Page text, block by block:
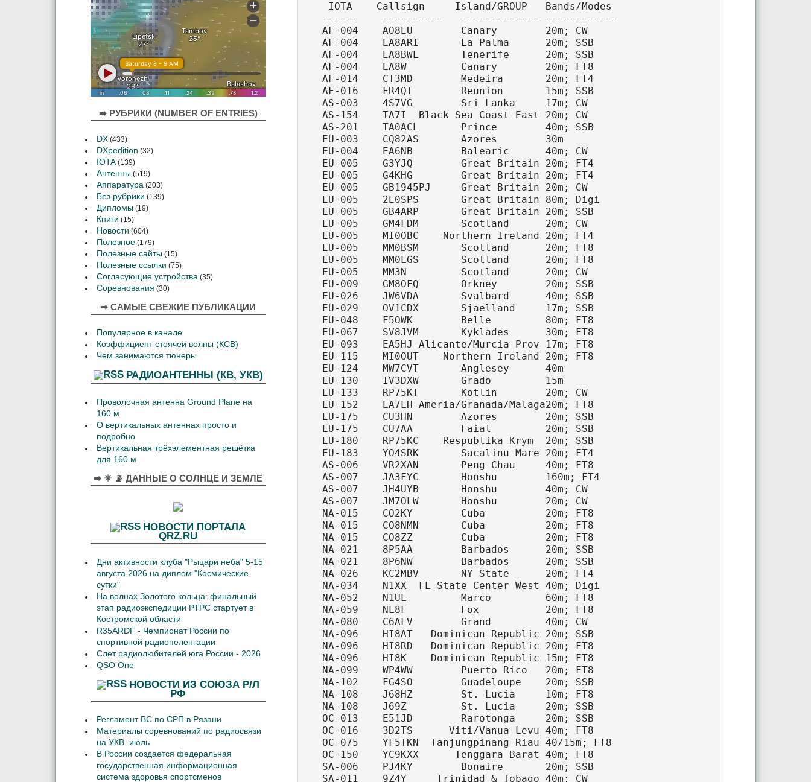
    IOTA    Callsign     Island/GROUP   Bands/Modes
   ------    ----------   ------------- ------------
   AF-004    AO8EU        Canary        20m; CW
   AF-004    EA8ARI       La Palma      20m; SSB
   AF-004    EA8BWL       Tenerife      20m; SSB
   AF-004    EA8W         Canary        20m; FT8
   AF-014    CT3MD        Medeira       20m; FT4
   AF-016    FR4QT        Reunion       15m; SSB
   AS-003    4S7VG        Sri Lanka     17m; CW
   AS-154    TA7I  Black Sea Coast East 20m; CW
   AS-201    TA0ACL       Prince        40m; SSB
   EU-003    CQ82AS       Azores        30m
   EU-004    EA6NB        Balearic      40m; CW
   EU-005    G3YJQ        Great Britain 20m; FT4
   EU-005    G4KHG        Great Britain 20m; FT4
   EU-005    GB1945PJ     Great Britain 20m; CW
   EU-005    2E0SPS       Great Britain 80m; Digi
   EU-005    GB4ARP       Great Britain 20m; SSB
   EU-005    GM4FDM       Scotland      20m; CW
   EU-005    MI0OBC    Northern Ireland 20m; FT4
   EU-005    MM0BSM       Scotland      20m; FT8
   EU-005    MM0LGS       Scotland      20m; FT8
   EU-005    MM3N         Scotland      20m; CW
   EU-009    GM8OFQ       Orkney        20m; SSB
   EU-026    JW6VDA       Svalbard      40m; SSB
   EU-029    OV1CDX       Sjaelland     17m; SSB
   EU-048    F5OWK        Belle         80m; FT8
   EU-067    SV8JVM       Kyklades      30m; FT8
   EU-093    EA5HJ Alicante/Murcia Prov 17m; FT8
   EU-115    MI0OUT    Northern Ireland 20m; FT8
   EU-124    MW7CVT       Anglesey      40m
   EU-130    IV3DXW       Grado         15m
   EU-133    RP75KT       Kotlin        20m; CW
   EU-152    EA7LH Ameria/Granada/Malaga20m; FT8
   EU-175    CU3HN        Azores        20m; SSB
   EU-175    CU7AA        Faial         20m; SSB
   EU-180    RP75KC    Respublika Krym  20m; SSB
   EU-183    YO4SRK       Sacalinu Mare 20m; FT4
   AS-006    VR2XAN       Peng Chau     40m; FT8
   AS-007    JA3FYC       Honshu        160m; FT4
   AS-007    JH4UYB       Honshu        40m; CW
   AS-007    JM7OLW       Honshu        20m; CW
   NA-015    CO2KY        Cuba          20m; FT8
   NA-015    CO8NMN       Cuba          20m; FT8
   NA-015    CO8ZZ        Cuba          20m; FT8
   NA-021    8P5AA        Barbados      20m; SSB
   NA-021    8P6NW        Barbados      20m; SSB
   NA-026    KC2MBV       NY State      20m; FT4
   NA-034    N1XX  FL State Center West 40m; Digi
   NA-052    N1UL         Marco         60m; FT8
   NA-059    NL8F         Fox           20m; FT8
   NA-080    C6AFV        Grand         40m; CW
   NA-096    HI8AT   Dominican Republic 20m; SSB
   NA-096    HI8RD   Dominican Republic 20m; FT8
   NA-096    HI8K    Dominican Republic 15m; FT8
   NA-099    WP4WW        Puerto Rico   20m; FT8
   NA-102    FG4SO        Guadeloupe    20m; SSB
   NA-108    J68HZ        St. Lucia     10m; FT8
   NA-108    J69Z         St. Lucia     20m; SSB
   OC-013    E51JD        Rarotonga     20m; SSB
   OC-016    3D2TS      Viti/Vanua Levu 40m; FT8
   OC-075    YF5TKN  Tanjungpinang Riau 40/15m; FT8
   OC-150    YC9KXX      Tenggara Barat 40m; FT8
   SA-006    PJ4KY        Bonaire       20m; SSB
➡ РУБРИКИ (NUMBER OF ENTRIES)
DX (433)
DXpedition (32)
IOTA (139)
Антенны (519)
Аппаратура (203)
Без рубрики (139)
Дипломы (19)
Книги (15)
Новости (604)
Полезное (179)
Полезные сайты (15)
Полезные ссылки (75)
Согласующие устройства (35)
Соревнования (30)
➡ САМЫЕ СВЕЖИЕ ПУБЛИКАЦИИ
Популярное в канале
Коэффициент стоячей волны (КСВ)
Чем занимаются тюнеры
РАДИОАНТЕННЫ (КВ, УКВ)
Проволочная антенна Ground Plane на
160 м
О вертикальных антеннах просто и
подробно
Вертикальная трёхэлементная решётка
для 160 м
➡ ☀ 📡 ДАННЫЕ О СОЛНЦЕ И ЗЕМЛЕ
НОВОСТИ ПОРТАЛА
QRZ.RU
Дни активности клуба "Рыцари неба" 5-15
августа 2026 на диплом "Космические
сутки"
На волнах Золотого кольца: финальный
этап радиоэкспедиции РТРС стартует в
Костромской области
R35ARDF - Чемпионат России по
спортивной радиопеленгации
Слет радиолюбителей юга России - 2026
QSO One
НОВОСТИ ИЗ СОЮЗА Р/Л
РФ
Регламент ВС по СРП в Рязани
Материалы соревнований по радиосвязи
на УКВ, июль
В России создается федеральная
государственная информационная
система здоровья спортсменов